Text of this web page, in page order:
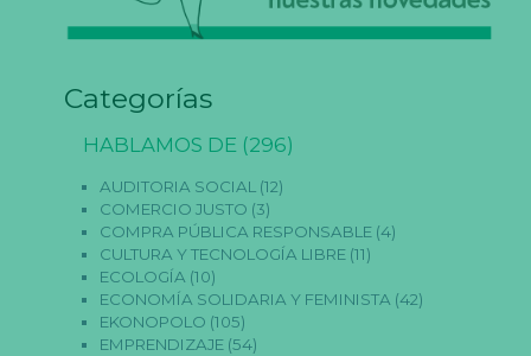
Categorías
HABLAMOS DE (296)
AUDITORIA SOCIAL(12)
COMERCIO JUSTO (3)
COMPRA PÚBLICA RESPONSABLE(4)
CULTURA Y TECNOLOGÍA LIBRE(11)
ECOLOGÍA (10)
ECONOMÍA SOLIDARIA Y FEMINISTA (42)
EKONOPOLO (105)
EMPRENDIZAJE(54)
c
n
o
o